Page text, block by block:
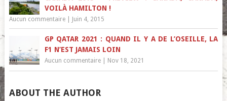
VOILÀ HAMILTON !
Aucun commentaire| Juin 4, 2015
GP QATAR 2021 : QUAND IL Y A DE L’OSEILLE, LA
F1 N’EST JAMAIS LOIN
Aucun commentaire| Nov 18, 2021
ABOUT THE AUTHOR